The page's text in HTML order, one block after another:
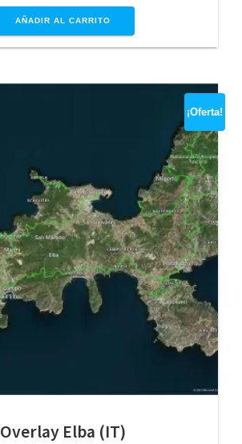
€1,99.€0,00.
AÑADIR AL CARRITO
¡Oferta!
Overlay Elba (IT)